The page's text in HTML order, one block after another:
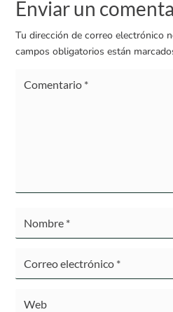
Enviar un
Tu dirección de correo electrónico
campos obligatorios están